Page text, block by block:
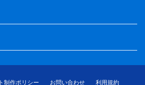
制作ポリシー お問い合わせ
利用規約